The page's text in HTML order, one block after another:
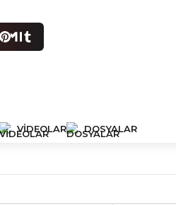
VIDEOLAR DOSYALAR